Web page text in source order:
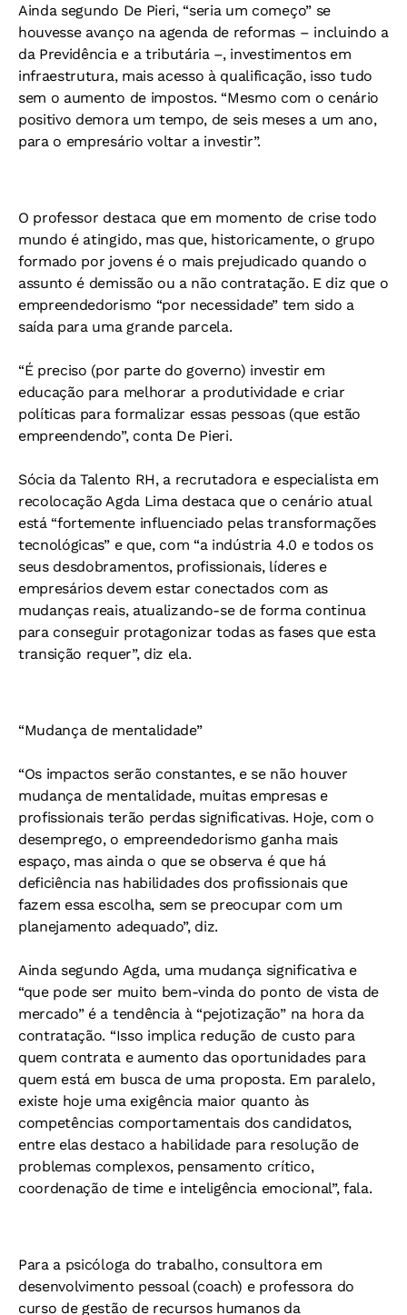
Ainda segundo De Pieri, “seria um começo” se
houvesse avanço na agenda de reformas – incluindo a
da Previdência e a tributária –, investimentos em
infraestrutura, mais acesso à qualificação, isso tudo
sem o aumento de impostos. “Mesmo com o cenário
positivo demora um tempo, de seis meses a um ano,
para o empresário voltar a investir”.
O professor destaca que em momento de crise todo
mundo é atingido, mas que, historicamente, o grupo
formado por jovens é o mais prejudicado quando o
assunto é demissão ou a não contratação. E diz que o
empreendedorismo “por necessidade” tem sido a
saída para uma grande parcela.
“É preciso (por parte do governo) investir em
educação para melhorar a produtividade e criar
políticas para formalizar essas pessoas (que estão
empreendendo”, conta De Pieri.
Sócia da Talento RH, a recrutadora e especialista em
recolocação Agda Lima destaca que o cenário atual
está “fortemente influenciado pelas transformações
tecnológicas” e que, com “a indústria 4.0 e todos os
seus desdobramentos, profissionais, líderes e
empresários devem estar conectados com as
mudanças reais, atualizando-se de forma continua
para conseguir protagonizar todas as fases que esta
transição requer”, diz ela.
“Mudança de mentalidade”
“Os impactos serão constantes, e se não houver
mudança de mentalidade, muitas empresas e
profissionais terão perdas significativas. Hoje, com o
desemprego, o empreendedorismo ganha mais
espaço, mas ainda o que se observa é que há
deficiência nas habilidades dos profissionais que
fazem essa escolha, sem se preocupar com um
planejamento adequado”, diz.
Ainda segundo Agda, uma mudança significativa e
“que pode ser muito bem-vinda do ponto de vista de
mercado” é a tendência à “pejotização” na hora da
contratação. “Isso implica redução de custo para
quem contrata e aumento das oportunidades para
quem está em busca de uma proposta. Em paralelo,
existe hoje uma exigência maior quanto às
competências comportamentais dos candidatos,
entre elas destaco a habilidade para resolução de
problemas complexos, pensamento crítico,
coordenação de time e inteligência emocional”, fala.
Para a psicóloga do trabalho, consultora em
desenvolvimento pessoal (coach) e professora do
curso de gestão de recursos humanos da